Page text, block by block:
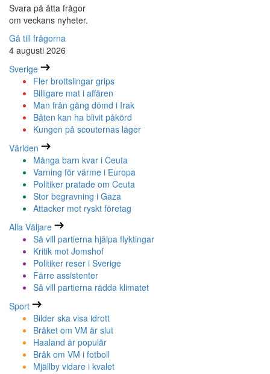
Svara på åtta frågor
om veckans nyheter.
Gå till frågorna
4 augusti 2026
Sverige
Fler brottslingar grips
Billigare mat i affären
Man från gäng dömd i Irak
Båten kan ha blivit påkörd
Kungen på scouternas läger
Världen
Många barn kvar i Ceuta
Varning för värme i Europa
Politiker pratade om Ceuta
Stor begravning i Gaza
Attacker mot ryskt företag
Alla Väljare
Så vill partierna hjälpa flyktingar
Kritik mot Jomshof
Politiker reser i Sverige
Färre assistenter
Så vill partierna rädda klimatet
Sport
Bilder ska visa idrott
Bråket om VM är slut
Haaland är populär
Bråk om VM i fotboll
Mjällby vidare i kvalet